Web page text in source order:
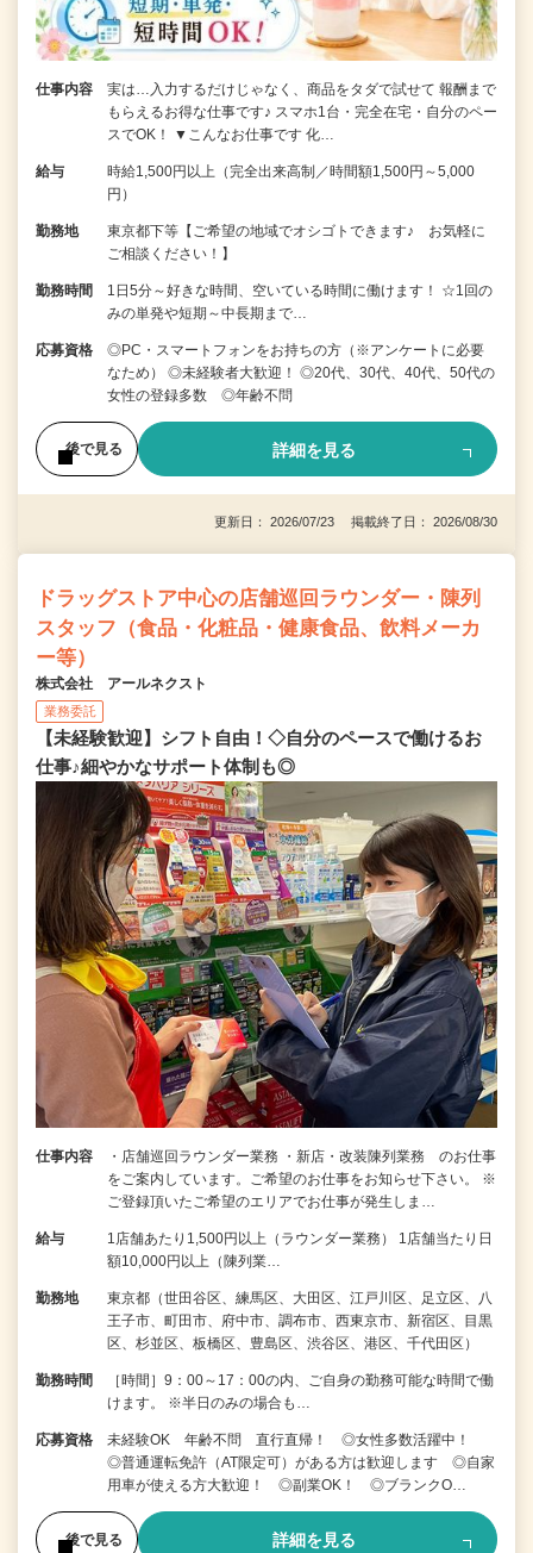
仕事内容
実は…入力するだけじゃなく、商品をタダで試せて 報酬まで
もらえるお得な仕事です♪ スマホ1台・完全在宅・自分のペー
スでOK！ ▼こんなお仕事です 化…
給与
時給1,500円以上（完全出来高制／時間額1,500円～5,000
円）
勤務地
東京都下等【ご希望の地域でオシゴトできます♪ お気軽に
ご相談ください！】
勤務時間
1日5分～好きな時間、空いている時間に働けます！ ☆1回の
みの単発や短期～中長期まで…
応募資格
◎PC・スマートフォンをお持ちの方（※アンケートに必要
なため） ◎未経験者大歓迎！ ◎20代、30代、40代、50代の
女性の登録多数 ◎年齢不問
後で見る 詳細を見る
更新日： 2026/07/23 掲載終了日： 2026/08/30
ドラッグストア中心の店舗巡回ラウンダー・陳列
スタッフ（食品・化粧品・健康食品、飲料メーカ
ー等）
株式会社 アールネクスト
業務委託
【未経験歓迎】シフト自由！◇自分のペースで働けるお
仕事♪細やかなサポート体制も◎
仕事内容
・店舗巡回ラウンダー業務 ・新店・改装陳列業務 のお仕事
をご案内しています。ご希望のお仕事をお知らせ下さい。 ※
ご登録頂いたご希望のエリアでお仕事が発生しま…
給与
1店舗あたり1,500円以上（ラウンダー業務） 1店舗当たり日
額10,000円以上（陳列業…
勤務地
東京都（世田谷区、練馬区、大田区、江戸川区、足立区、八
王子市、町田市、府中市、調布市、西東京市、新宿区、目黒
区、杉並区、板橋区、豊島区、渋谷区、港区、千代田区）
勤務時間
［時間］9：00～17：00の内、ご自身の勤務可能な時間で働
けます。 ※半日のみの場合も…
応募資格
未経験OK 年齢不問 直行直帰！ ◎女性多数活躍中！
◎普通運転免許（AT限定可）がある方は歓迎します ◎自家
用車が使える方大歓迎！ ◎副業OK！ ◎ブランクO…
後で見る 詳細を見る